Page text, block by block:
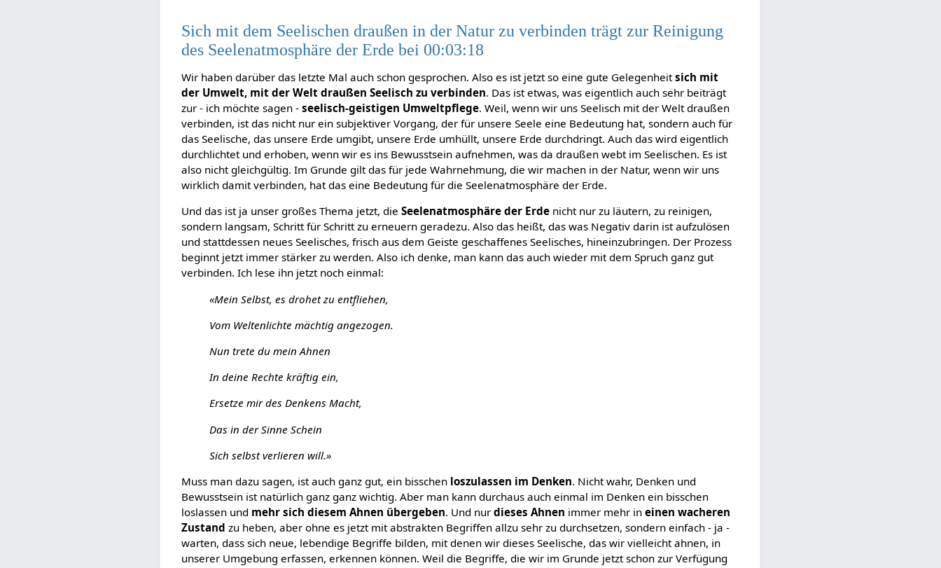
Sich mit dem Seelischen draußen in der Natur zu verbinden trägt zur Reinigung
des Seelenatmosphäre der Erde bei 00:03:18
Wir haben darüber das letzte Mal auch schon gesprochen. Also es ist jetzt so eine gute Gelegenheitsich mit
der Umwelt, mit der Welt draußen Seelisch zu verbinden. Das ist etwas, was eigentlich auch sehr beiträgt
zur - ich möchte sagen -seelisch-geistigen Umweltpflege. Weil, wenn wir uns Seelisch mit der Welt draußen
verbinden, ist das nicht nur ein subjektiver Vorgang, der für unsere Seele eine Bedeutung hat, sondern auch für
das Seelische, das unsere Erde umgibt, unsere Erde umhüllt, unsere Erde durchdringt. Auch das wird eigentlich
durchlichtet und erhoben, wenn wir es ins Bewusstsein aufnehmen, was da draußen webt im Seelischen. Es ist
also nicht gleichgültig. Im Grunde gilt das für jede Wahrnehmung, die wir machen in der Natur, wenn wir uns
wirklich damit verbinden, hat das eine Bedeutung für die Seelenatmosphäre der Erde.
Und das ist ja unser großes Thema jetzt, dieSeelenatmosphäre der Erde nicht nur zu läutern, zu reinigen,
sondern langsam, Schritt für Schritt zu erneuern geradezu. Also das heißt, das was Negativ darin ist aufzulösen
und stattdessen neues Seelisches, frisch aus dem Geiste geschaffenes Seelisches, hineinzubringen. Der Prozess
beginnt jetzt immer stärker zu werden. Also ich denke, man kann das auch wieder mit dem Spruch ganz gut
verbinden. Ich lese ihn jetzt noch einmal:
«Mein Selbst, es drohet zu entfliehen,
Vom Weltenlichte mächtig angezogen.
Nun trete du mein Ahnen
In deine Rechte kräftig ein,
Ersetze mir des Denkens Macht,
Das in der Sinne Schein
Sich selbst verlieren will.»
Muss man dazu sagen, ist auch ganz gut, ein bisschen loszulassen im Denken. Nicht wahr, Denken und
Bewusstsein ist natürlich ganz ganz wichtig. Aber man kann durchaus auch einmal im Denken ein bisschen
loslassen und mehr sich diesem Ahnen übergeben. Und nurdieses Ahnen immer mehr ineinen wacheren
Zustand zu heben, aber ohne es jetzt mit abstrakten Begriffen allzu sehr zu durchsetzen, sondern einfach - ja -
warten, dass sich neue, lebendige Begriffe bilden, mit denen wir dieses Seelische, das wir vielleicht ahnen, in
unserer Umgebung erfassen, erkennen können. Weil die Begriffe, die wir im Grunde jetzt schon zur Verfügung